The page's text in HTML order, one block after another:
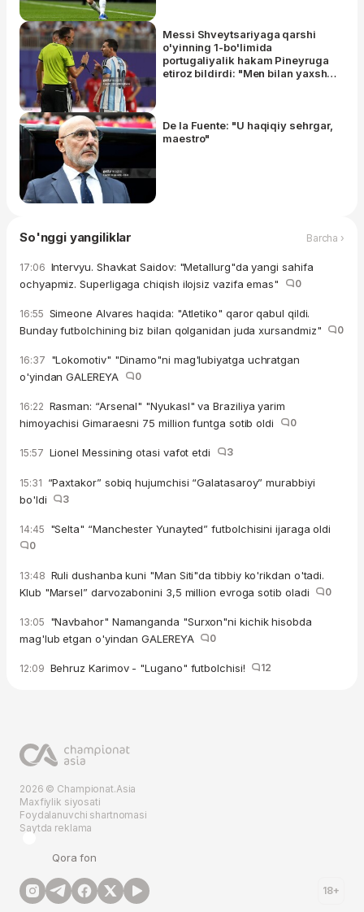
Messi Shveytsariyaga qarshi
o'yinning 1-bo'limida
portugaliyalik hakam Pineyruga
etiroz bildirdi: "Men bilan yaxshi
De la Fuente: "U haqiqiy sehrgar,
maestro"
So'nggi yangiliklar Barcha ›
17:06 Intervyu. Shavkat Saidov: "Metallurg"da yangi sahifa
ochyapmiz. Superligaga chiqish ilojsiz vazifa emas"
0
16:55 Simeone Alvares haqida: "Atletiko" qaror qabul qildi.
Bunday futbolchining biz bilan qolganidan juda xursandmiz"
0
16:37 "Lokomotiv" "Dinamo"ni mag'lubiyatga uchratgan
o'yindan GALEREYA
0
16:22 Rasman: “Arsenal" "Nyukasl" va Braziliya yarim
himoyachisi Gimaraesni 75 million funtga sotib oldi
0
15:57 Lionel Messining otasi vafot etdi 3
15:31 “Paxtakor” sobiq hujumchisi “Galatasaroy” murabbiyi
bo'ldi
3
14:45 "Selta" “Manchester Yunayted” futbolchisini ijaraga oldi
0
13:48 Ruli dushanba kuni "Man Siti"da tibbiy ko'rikdan o'tadi.
Klub "Marsel” darvozabonini 3,5 million evroga sotib oladi
0
13:05 "Navbahor" Namanganda "Surxon"ni kichik hisobda
mag'lub etgan o'yindan GALEREYA
0
12:09 Behruz Karimov - "Lugano" futbolchisi! 12
2026 © Championat.Asia
Maxfiylik siyosati
Foydalanuvchi shartnomasi
Saytda reklama
Qora fon
18+